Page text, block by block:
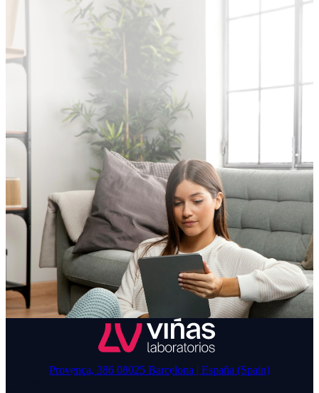
Descubre consejos en
Provença, 386 08025 Barcelona | España (Spain)